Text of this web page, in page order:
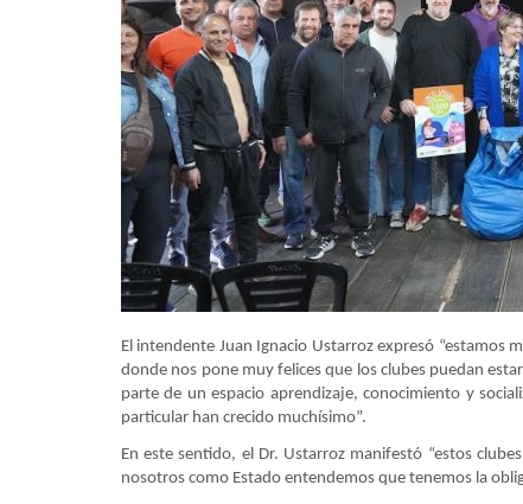
El intendente Juan Ignacio Ustarroz expresó
donde nos pone muy felices que los clubes puedan
parte de un espacio aprendizaje, conocimiento y
particular han crecido muchísimo”.
En este sentido, el Dr. Ustarroz manifestó “estos
nosotros como Estado entendemos que tenemos la